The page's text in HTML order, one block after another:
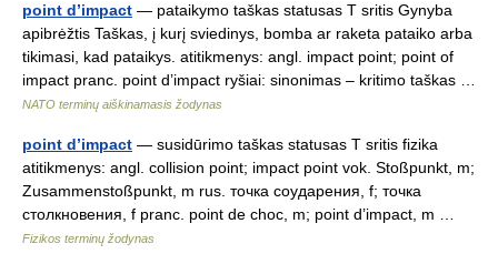
point d’impact — pataikymo taškas statusas T sritis Gynyba
apibrėžtis Taškas, į kurį sviedinys, bomba ar raketa pataiko arba
tikimasi, kad pataikys. atitikmenys: angl. impact point; point of
impact pranc. point d’impact ryšiai: sinonimas – kritimo taškas …
NATO terminų aiškinamasis žodynas
point d’impact — susidūrimo taškas statusas T sritis fizika
atitikmenys: angl. collision point; impact point vok. Stoßpunkt, m;
Zusammenstoßpunkt, m rus. точка соударения, f; точка
столкновения, f pranc. point de choc, m; point d’impact, m …
Fizikos terminų žodynas